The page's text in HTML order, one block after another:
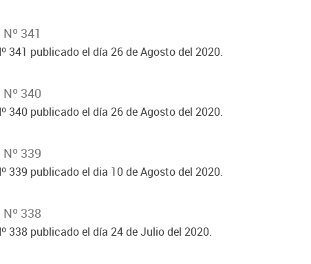
341
341 publicado el día 26 de Agosto del 2020.
340
340 publicado el día 26 de Agosto del 2020.
339
339 publicado el dia 10 de Agosto del 2020.
338
338 publicado el día 24 de Julio del 2020.